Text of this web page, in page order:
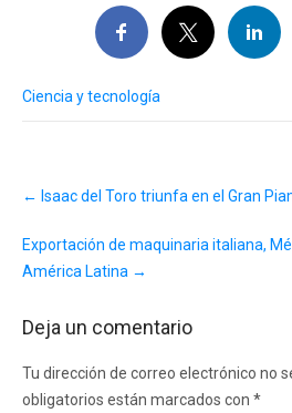
Ciencia y tecnología
navigation
← Isaac del Toro triunfa en el Gran
Exportación de maquinaria italiana,
América Latina →
Deja un comentario
Tu dirección de correo electrónico no
obligatorios están marcados con *